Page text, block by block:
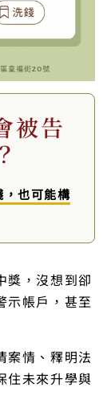
被告
，也可能構
獎，沒想到卻
示帳戶，甚至
案情、釋明法
住未來升學與